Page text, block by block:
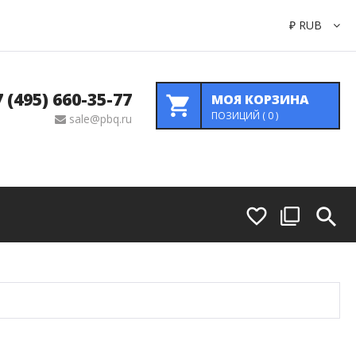
₽ RUB
МОЯ КОРЗИНА
ПОЗИЦИЙ ( 0)
(495) 660-35-77
sale@pbq.ru